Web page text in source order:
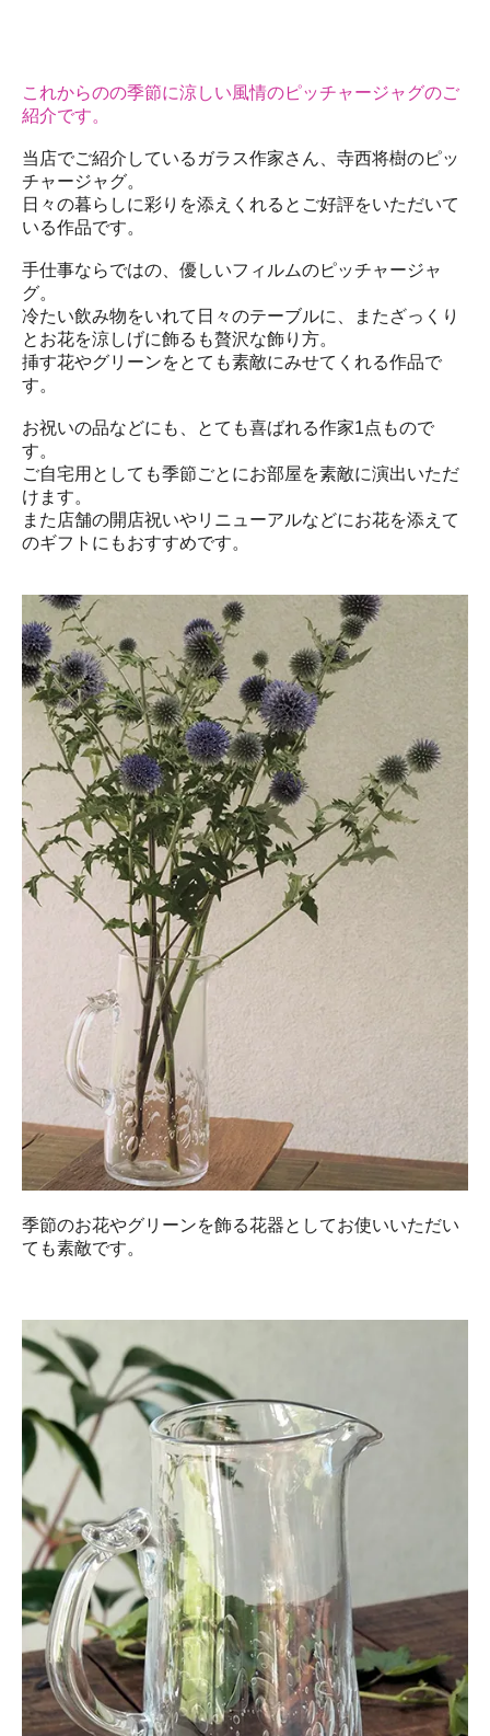
これからのの季節に涼しい風情のピッチャージャグのご
紹介です。
当店でご紹介しているガラス作家さん、寺西将樹のピッ
チャージャグ。
日々の暮らしに彩りを添えくれるとご好評をいただいて
いる作品です。
手仕事ならではの、優しいフィルムのピッチャージャ
グ。
冷たい飲み物をいれて日々のテーブルに、またざっくり
とお花を涼しげに飾るも贅沢な飾り方。
挿す花やグリーンをとても素敵にみせてくれる作品で
す。
お祝いの品などにも、とても喜ばれる作家1点もので
す。
ご自宅用としても季節ごとにお部屋を素敵に演出いただ
けます。
また店舗の開店祝いやリニューアルなどにお花を添えて
のギフトにもおすすめです。
季節のお花やグリーンを飾る花器としてお使いいただい
ても素敵です。